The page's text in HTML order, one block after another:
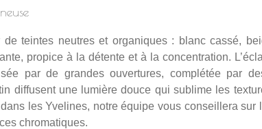
teintes neutres et organiques : blanc cassé,
propice à la détente et à la concentration.
par de grandes ouvertures, complétée par
diffusent une lumière douce qui sublime les
les Yvelines, notre équipe vous conseillera sur
chromatiques.